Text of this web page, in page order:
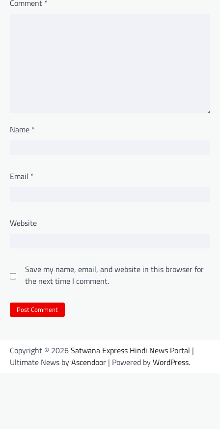
Comment *
Name *
Email *
Website
Save my name, email, and website in this browser for
the next time I comment.
Copyright © 2026Satwana Express Hindi News Portal |
Ultimate News byAscendoor | Powered byWordPress.